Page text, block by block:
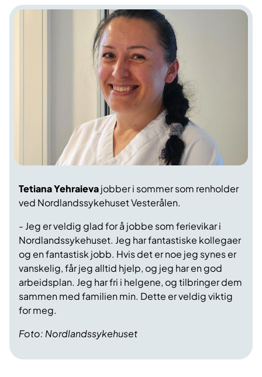
Foto: Nordlandssykehuset
Tetiana Yehraievajobber i sommer som renholder
ved Nordlandssykehuset Vesterålen.
- Jeg er veldig glad for å jobbe som ferievikar i
Nordlandssykehuset. Jeg har fantastiske kollegaer
og en fantastisk jobb. Hvis det er noe jeg synes er
vanskelig, får jeg alltid hjelp, og jeg har en god
arbeidsplan. Jeg har fri i helgene, og tilbringer dem
sammen med familien min. Dette er veldig viktig
for meg.